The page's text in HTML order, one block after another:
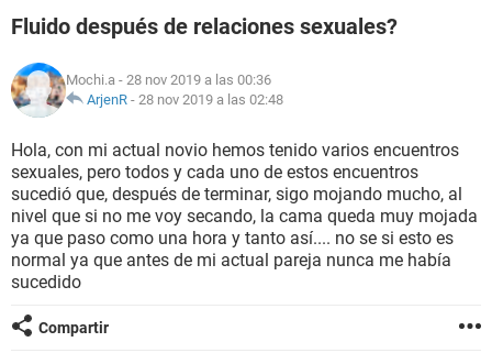
NUTRICIÓN
BIENESTAR
SEXUALIDAD
GLOSARIO
Fluido después de relaciones sexuales?
Mochi.a - 28 nov 2019 a las 00:36
ArjenR - 28 nov 2019 a las 02:48
Hola, con mi actual novio hemos tenido varios encuentros
sexuales, pero todos y cada uno de estos encuentros
sucedió que, después de terminar, sigo mojando mucho, al
nivel que si no me voy secando, la cama queda muy mojada
ya que paso como una hora y tanto así.... no se si esto es
normal ya que antes de mi actual pareja nunca me había
sucedido
Compartir